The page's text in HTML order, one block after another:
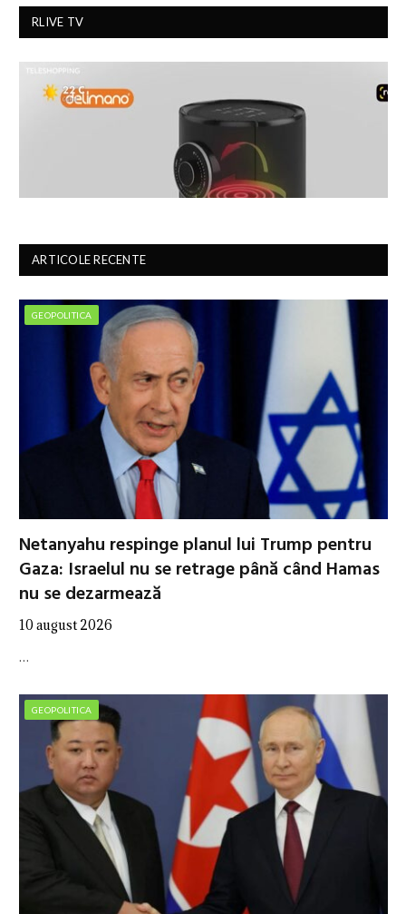
RLIVE TV
ARTICOLE RECENTE
GEOPOLITICA
Netanyahu respinge planul lui Trump pentru
Gaza: Israelul nu se retrage până când Hamas
nu se dezarmează
10 august 2026
…
GEOPOLITICA